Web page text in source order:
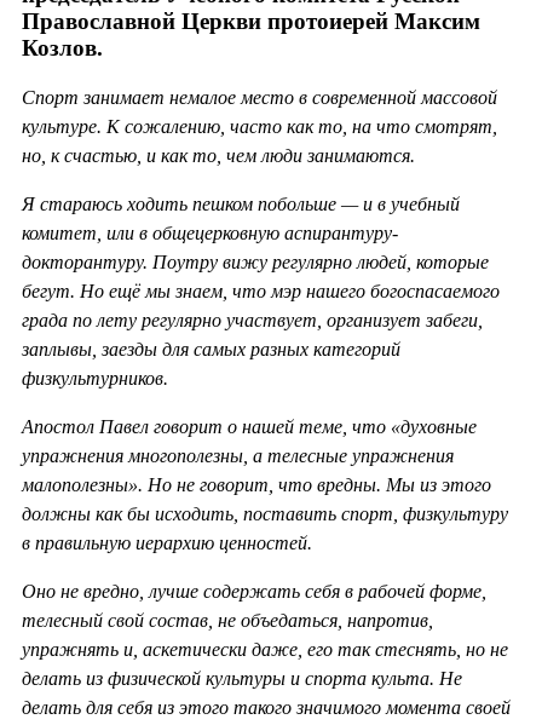
Православной Церкви протоиерей Максим
Козлов.
Спорт занимает немалое место в современной массовой
культуре. К сожалению, часто как то, на что смотрят,
но, к счастью, и как то, чем люди занимаются.
Я стараюсь ходить пешком побольше — и в учебный
комитет, или в общецерковную аспирантуру-
докторантуру. Поутру вижу регулярно людей, которые
бегут. Но ещё мы знаем, что мэр нашего богоспасаемого
града по лету регулярно участвует, организует забеги,
заплывы, заезды для самых разных категорий
физкультурников.
Апостол Павел говорит о нашей теме, что «духовные
упражнения многополезны, а телесные упражнения
малополезны». Но не говорит, что вредны. Мы из этого
должны как бы исходить, поставить спорт, физкультуру
в правильную иерархию ценностей.
Оно не вредно, лучше содержать себя в рабочей форме,
телесный свой состав, не объедаться, напротив,
упражнять и, аскетически даже, его так стеснять, но не
делать из физической культуры и спорта культа. Не
делать для себя из этого такого значимого момента своей